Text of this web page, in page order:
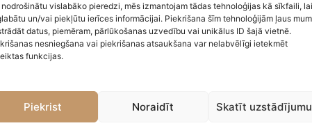
nodrošinātu vislabāko pieredzi, mēs izmantojam tādas tehnoloģijas kā sīkfaili, lai
un/vai piekļūtu ierīces informācijai. Piekrišana šīm tehnoloģijām ļaus
datus, piemēram, pārlūkošanas uzvedību vai unikālus ID šajā vietnē.
nesniegšana vai piekrišanas atsaukšana var nelabvēlīgi ietekmēt
funkcijas.
Piekrist Noraidīt Skatīt
transfertcenu dokumentāciju, nenozīmē, ka
darījumos ar saistītajām personām. Tas
uzņēmumiem.
pakalpojumus meitas sabiedrībai Liepājā,